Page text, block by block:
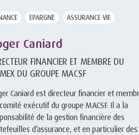
EPARGNE ASSURANCE VIE
Caniard
FINANCIER ET MEMBRE DU
DU GROUPE MACSF
Caniard est directeur financier et
exécutif du groupe MACSF. Il a la
de la gestion financière des
d’assurance, et en particulier des